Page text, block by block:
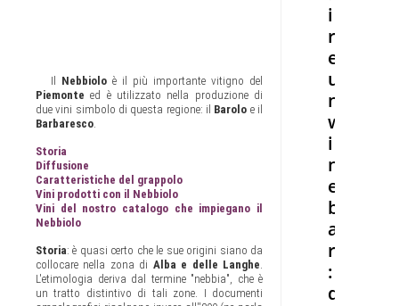
Il Nebbiolo è il più importante vitigno del
Piemonte ed è utilizzato nella produzione di
due vini simbolo di questa regione: il Barolo e il
Barbaresco.
Storia
Diffusione
Caratteristiche del grappolo
Vini prodotti con il Nebbiolo
Vini del nostro catalogo che impiegano il
Nebbiolo
Storia: è quasi certo che le sue origini siano da
collocare nella zona di Alba e delle Langhe.
L'etimologia deriva dal termine "nebbia", che è
un tratto distintivo di tali zone. I documenti
i
r
e
u
n
w
i
n
e
b
a
r
:
q